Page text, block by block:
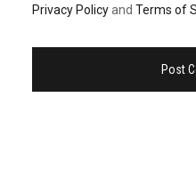
Privacy Policyand Terms of